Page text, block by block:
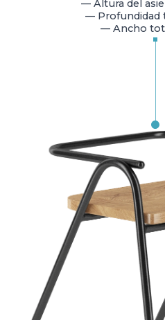
— Altura del
— Profundidad
— Ancho